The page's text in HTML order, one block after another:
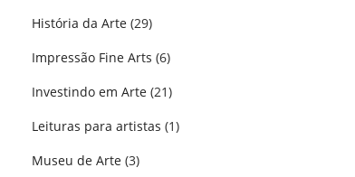
História da Arte (29)
Impressão Fine Arts (6)
Investindo em Arte (21)
Leituras para artistas (1)
Museu de Arte (3)